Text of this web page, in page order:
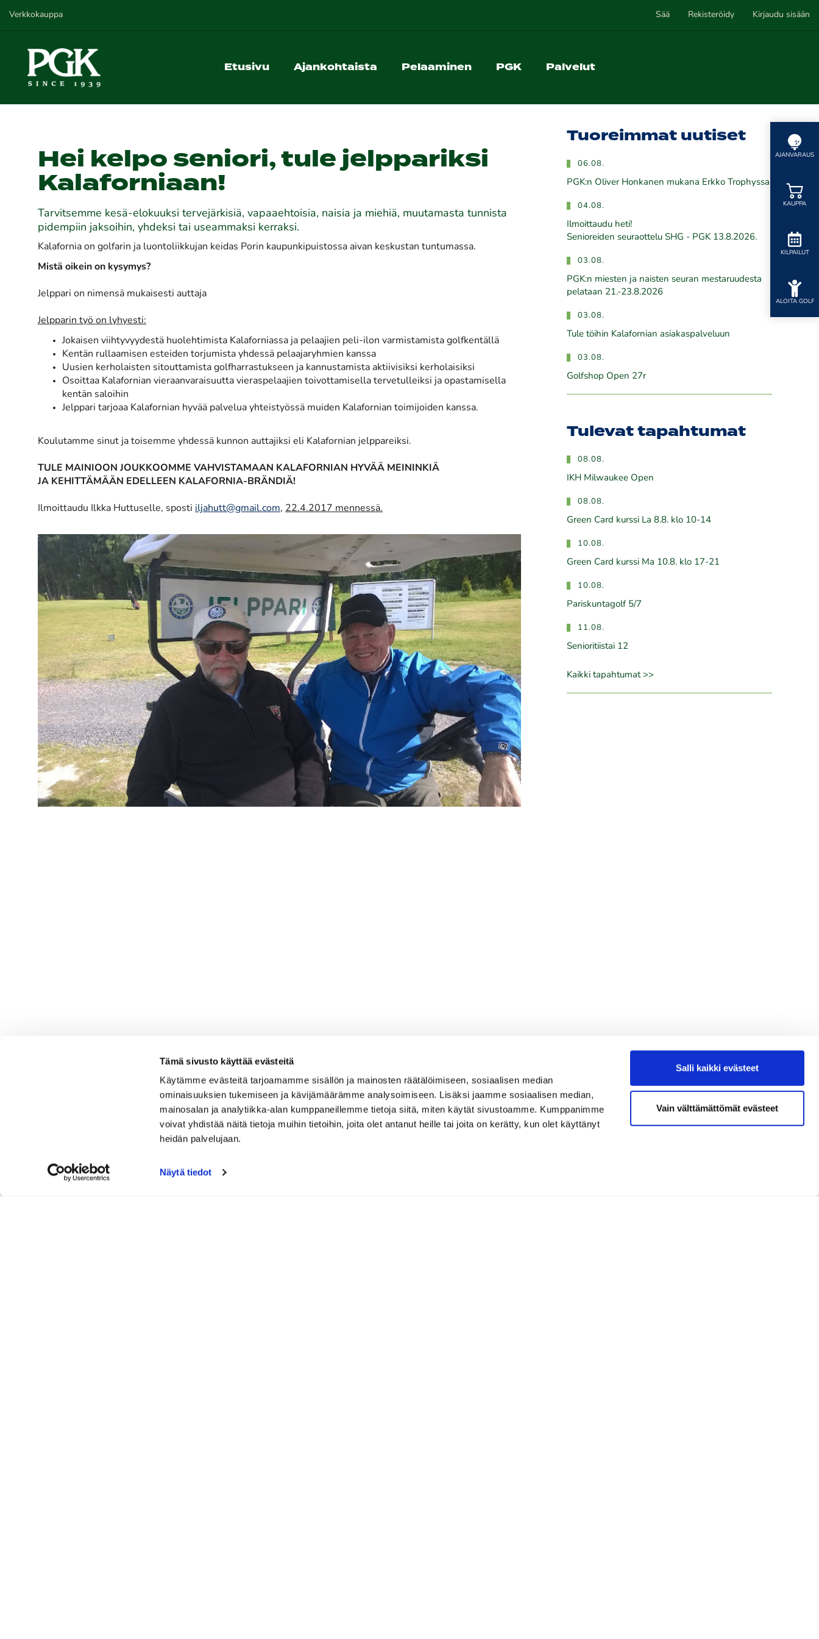
Tämä sivusto käyttää evästeitä
Käytämme evästeitä tarjoamamme sisällön ja mainosten räätälöimiseen, sosiaalisen median
ominaisuuksien tukemiseen ja kävijämäärämme analysoimiseen. Lisäksi jaamme sosiaalisen median,
mainosalan ja analytiikka-alan kumppaneillemme tietoja siitä, miten käytät sivustoamme. Kumppanimme
voivat yhdistää näitä tietoja muihin tietoihin, joita olet antanut heille tai joita on kerätty, kun olet käyttänyt
heidän palvelujaan.
Näytä tiedot
Salli kaikki evästeet
Vain välttämättömät evästeet
Verkkokauppa Sää Rekisteröidy Kirjaudu sisään
Etusivu Ajankohtaista Pelaaminen PGK Palvelut
AJANVARAUS
KAUPPA
KILPAILUT
ALOITA GOLF
Hei kelpo seniori, tule jelppariksi
Kalaforniaan!
Tarvitsemme kesä-elokuuksi tervejärkisiä, vapaaehtoisia, naisia ja miehiä, muutamasta tunnista
pidempiin jaksoihin, yhdeksi tai useammaksi kerraksi.
Kalafornia on golfarin ja luontoliikkujan keidas Porin kaupunkipuistossa aivan keskustan tuntumassa.
Mistä oikein on kysymys?
Jelppari on nimensä mukaisesti auttaja
Jelpparin työ on lyhyesti:
Jokaisen viihtyvyydestä huolehtimista Kalaforniassa ja pelaajien peli-ilon varmistamista golfkentällä
Kentän rullaamisen esteiden torjumista yhdessä pelaajaryhmien kanssa
Uusien kerholaisten sitouttamista golfharrastukseen ja kannustamista aktiivisiksi kerholaisiksi
Osoittaa Kalafornian vieraanvaraisuutta vieraspelaajien toivottamisella tervetulleiksi ja opastamisella
kentän saloihin
Jelppari tarjoaa Kalafornian hyvää palvelua yhteistyössä muiden Kalafornian toimijoiden kanssa.
Koulutamme sinut ja toisemme yhdessä kunnon auttajiksi eli Kalafornian jelppareiksi.
TULE MAINIOON JOUKKOOMME VAHVISTAMAAN KALAFORNIAN HYVÄÄ MEININKIÄ
JA KEHITTÄMÄÄN EDELLEEN KALAFORNIA-BRÄNDIÄ!
Ilmoittaudu Ilkka Huttuselle, sposti iljahutt@gmail.com, 22.4.2017 mennessä.
Tuoreimmat uutiset
06.08.
PGK:n Oliver Honkanen mukana Erkko Trophyssa
04.08.
Ilmoittaudu heti!
​​​​​​​Senioreiden seuraottelu SHG - PGK 13.8.2026.
03.08.
PGK:n miesten ja naisten seuran mestaruudesta
pelataan 21.-23.8.2026
03.08.
Tule töihin Kalafornian asiakaspalveluun
03.08.
Golfshop Open 27r
Tulevat tapahtumat
08.08.
IKH Milwaukee Open
08.08.
Green Card kurssi La 8.8. klo 10-14
10.08.
Green Card kurssi Ma 10.8. klo 17-21
10.08.
Pariskuntagolf 5/7
11.08.
Senioritiistai 12
Kaikki tapahtumat >>